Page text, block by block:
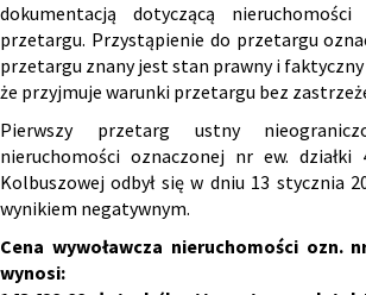
dokumentacją dotyczącą
przetargu. Przystąpienie do przetargu
przetargu znany jest stan prawny i
że przyjmuje warunki przetargu bez
Pierwszy przetarg ustny
nieruchomości oznaczonej nr ew. działki
Kolbuszowej odbył się w dniu 13 stycznia
wynikiem negatywnym.
Cena wywoławcza nieruchomości ozn.
wynosi: